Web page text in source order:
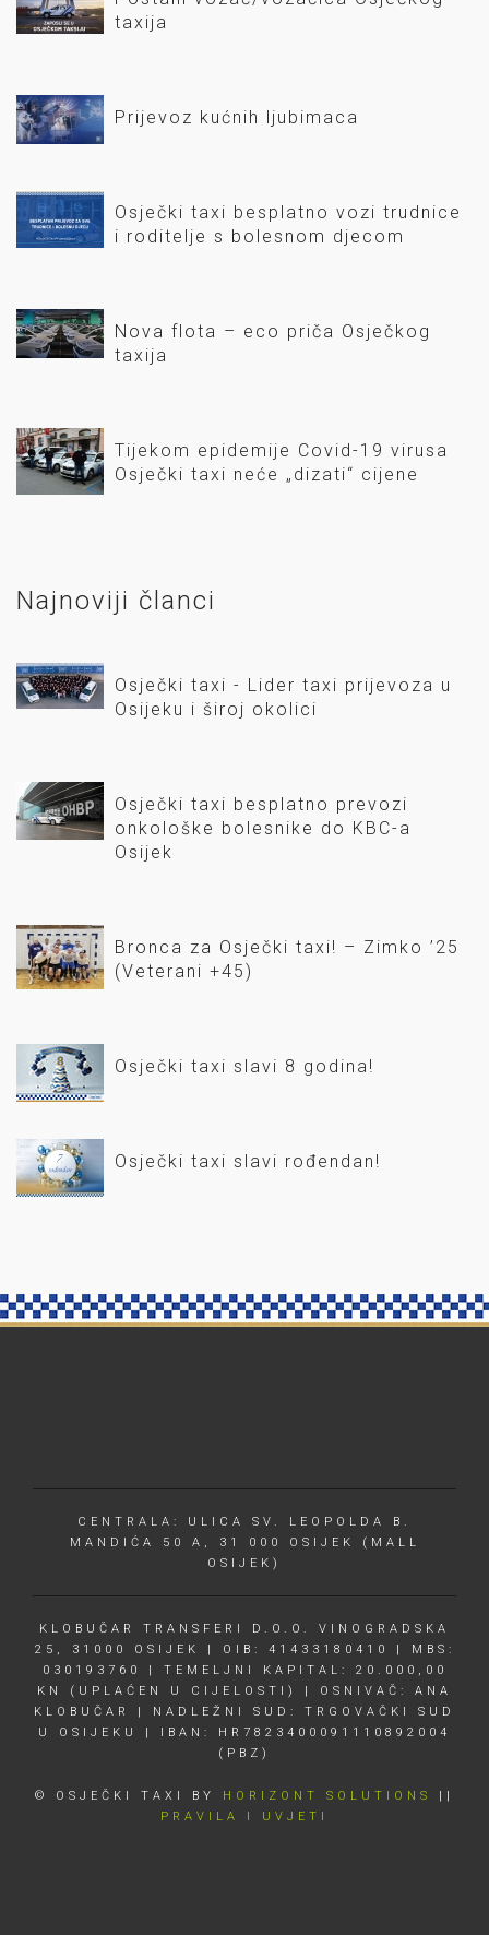
taxija
Prijevoz kućnih ljubimaca
Osječki taxi besplatno vozi trudnice
i roditelje s bolesnom djecom
Nova flota – eco priča Osječkog
taxija
Tijekom epidemije Covid-19 virusa
Osječki taxi neće „dizati“ cijene
Najnoviji članci
Osječki taxi - Lider taxi prijevoza u
Osijeku i široj okolici
Osječki taxi besplatno prevozi
onkološke bolesnike do KBC-a
Osijek
Bronca za Osječki taxi! – Zimko ’25
(Veterani +45)
Osječki taxi slavi 8 godina!
Osječki taxi slavi rođendan!
CENTRALA: ULICA SV. LEOPOLDA B.
MANDIĆA 50 A, 31 000 OSIJEK (MALL
OSIJEK)
KLOBUČAR TRANSFERI D.O.O. VINOGRADSKA
25, 31000 OSIJEK | OIB: 41433180410 | MBS:
030193760 | TEMELJNI KAPITAL: 20.000,00
KN (UPLAĆEN U CIJELOSTI) | OSNIVAČ: ANA
KLOBUČAR | NADLEŽNI SUD: TRGOVAČKI SUD
U OSIJEKU | IBAN: HR7823400091110892004
(PBZ)
© OSJEČKI TAXI BY HORIZONT SOLUTIONS
PRAVILA I UVJETI